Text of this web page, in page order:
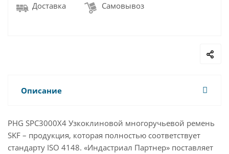
Доставка Самовывоз
Описание
PHG SPC3000X4 Узкоклиновой многоручьевой ремень
SKF – продукция, которая полностью соответствует
стандарту ISO 4148. «Индастриал Партнер» поставляет